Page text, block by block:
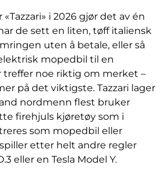
i 2026 gjør det av én
de sett en liten, tøff italiensk
uten å betale, eller så
mopedbil til en
treffer noe riktig om merket –
på det viktigste. Tazzari lager
nordmenn flest bruker
firehjuls kjøretøy som i
som mopedbil eller
etter helt andre regler
eller en Tesla Model Y.